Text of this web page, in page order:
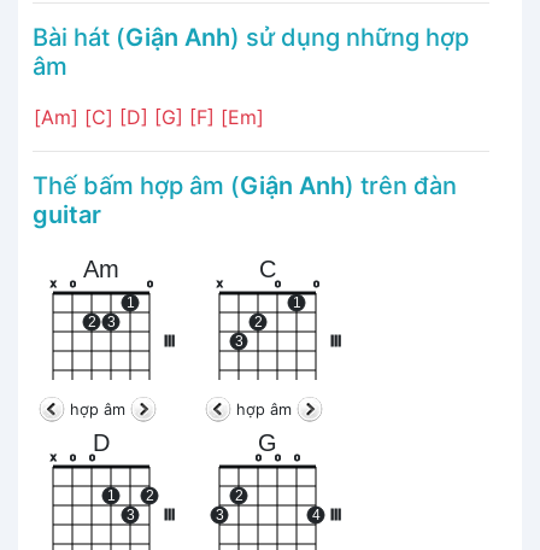
Bài hát (Giận Anh) sử dụng những hợp
âm
[Am] [C] [D] [G] [F] [Em]
Thế bấm hợp âm (Giận Anh) trên đàn
guitar
Am
x o
2 3
1
o
hợp âm
C
x
3
2
o
1
o
hợp âm
D
III
x o o
1
3
2
G
3
2
o o o
4